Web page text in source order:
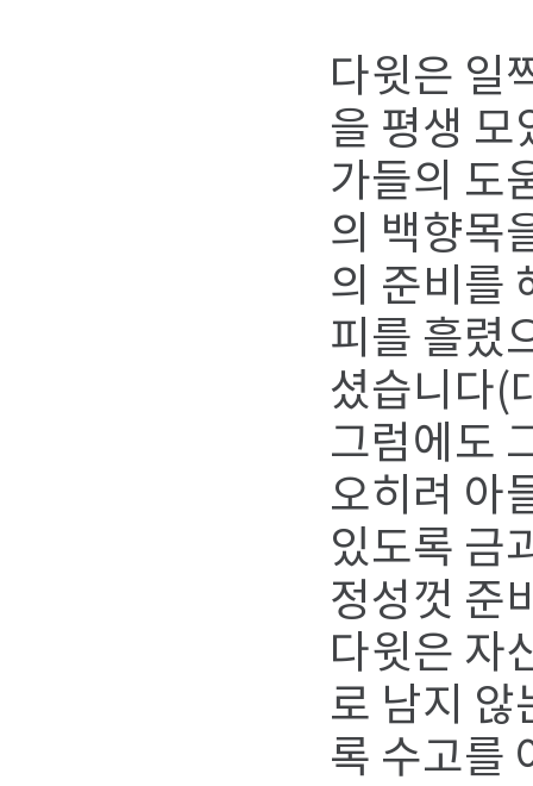
다윗은 일
을 평생 모
가들의 도
의 백향목
의 준비를
피를 흘렸
셨습니다(
그럼에도
오히려 아
있도록 금
정성껏 준
다윗은 자
로 남지 않
록 수고를